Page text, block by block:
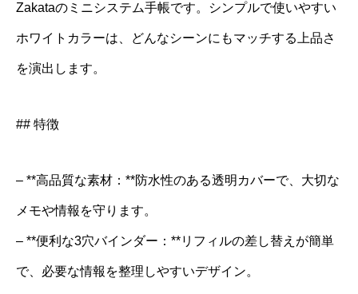
Zakataのミニシステム手帳です。シンプルで使いやすい
ホワイトカラーは、どんなシーンにもマッチする上品さ
を演出します。
## 特徴
– **高品質な素材：**防水性のある透明カバーで、大切な
メモや情報を守ります。
– **便利な3穴バインダー：**リフィルの差し替えが簡単
で、必要な情報を整理しやすいデザイン。